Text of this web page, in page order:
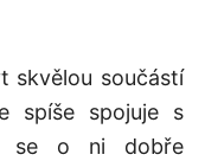
skvělou součástí
spíše spojuje s
se o ni dobře